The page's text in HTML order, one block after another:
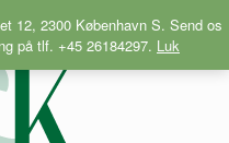
12, 2300 København S. Send os
på tlf. +45 26184297. Luk